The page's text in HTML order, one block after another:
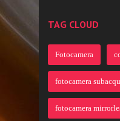
TAG CLOUD
Fotocamera
fotocamera
fotocamera